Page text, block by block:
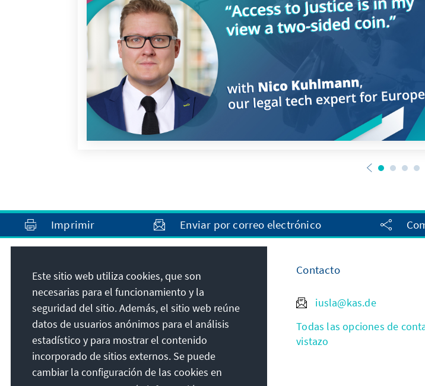
Imprimir Enviar por correo electrónico
Dirección
Konrad-Adenauer-Stiftung e.V.
Programa Estado de Derecho América Latina
Calle 93B No. 18-12, 7º piso
110221Bogotá D.C.
Colombia
Contacto
iusla@kas.de
Todas las opciones de
vistazo
Este sitio web utiliza cookies, que son
necesarias para el funcionamiento y la
seguridad del sitio. Además, el sitio web reúne
datos de usuarios anónimos para el análisis
estadístico y para mostrar el contenido
incorporado de sitios externos. Se puede
cambiar la configuración de las cookies en